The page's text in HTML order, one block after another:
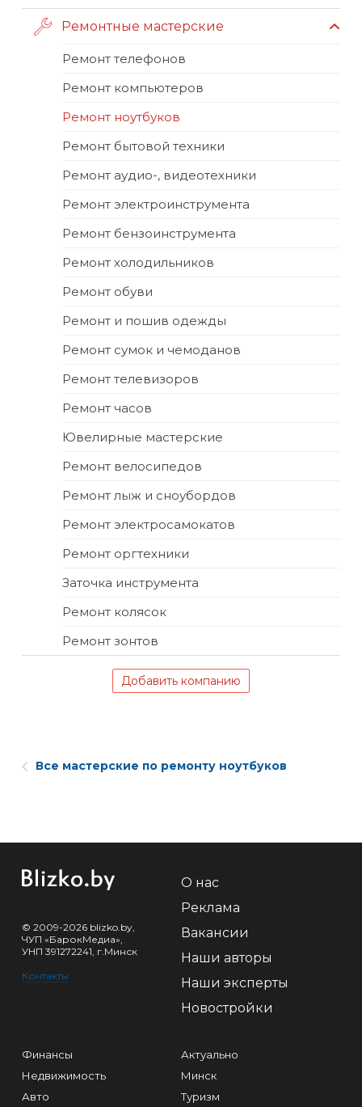
Ремонтные мастерские
Ремонт телефонов
Ремонт компьютеров
Ремонт ноутбуков
Ремонт бытовой техники
Ремонт аудио-, видеотехники
Ремонт электроинструмента
Ремонт бензоинструмента
Ремонт холодильников
Ремонт обуви
Ремонт и пошив одежды
Ремонт сумок и чемоданов
Ремонт телевизоров
Ремонт часов
Ювелирные мастерские
Ремонт велосипедов
Ремонт лыж и сноубордов
Ремонт электросамокатов
Ремонт оргтехники
Заточка инструмента
Ремонт колясок
Ремонт зонтов
Добавить компанию
Все мастерские по ремонту ноутбуков
© 2009-2026 blizko.by,
ЧУП «БарокМедиа»,
УНП 391272241, г.Минск
Контакты
О нас
Реклама
Вакансии
Наши авторы
Наши эксперты
Новостройки
Финансы
Недвижимость
Авто
Актуально
Минск
Туризм